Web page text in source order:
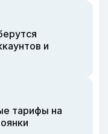
и
тарифы на